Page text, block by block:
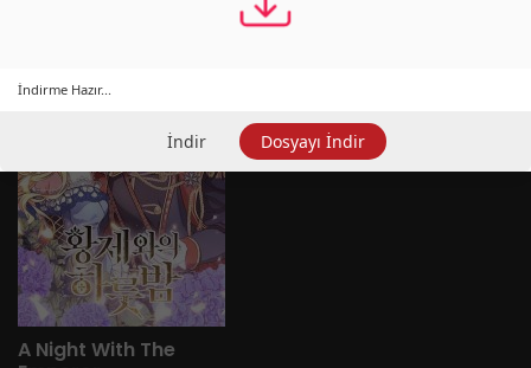
A Night With The
İndirme Hazır...
İndir Dosyayı İndir